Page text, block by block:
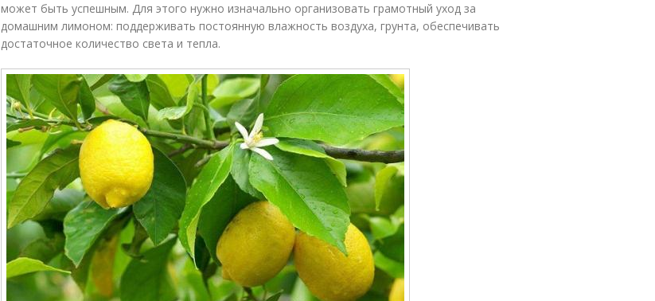
может быть успешным. Для этого нужно изначально организовать грамотный уход за
домашним лимоном: поддерживать постоянную влажность воздуха, грунта, обеспечивать
достаточное количество света и тепла.